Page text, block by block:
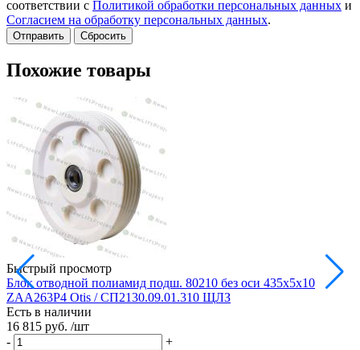
соответствии с Политикой обработки персональных данных и
Согласием на обработку персональных данных.
Сбросить
Похожие товары
Быстрый просмотр
Блок отводной полиамид подш. 80210 без оси 435х5х10
ZAA263P4 Otis / СП2130.09.01.310 ЩЛЗ
Есть в наличии
16 815 руб. /шт
-
+